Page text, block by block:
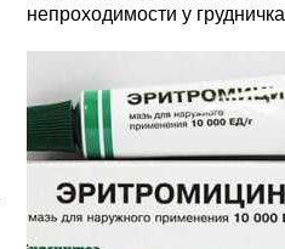
непроходимости у грудничка